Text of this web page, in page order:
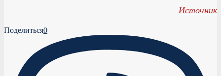
Источник
Поделиться0